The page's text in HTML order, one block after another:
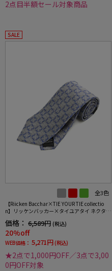
2点目半額セール対象商品
SALE
全3色
【Riicken Bacchar×TIE YOUR TIE collectio
n】リッケンバッカー×タイユアタイ ネクタイ
レギュラー シルク100% 小柄 RUCKEN BACCH
AR
価格： 6,589円 (税込)
20%off
WEB価格： 5,271円 (税込)
★2点で1,000円OFF／3点で3,00
0円OFF対象